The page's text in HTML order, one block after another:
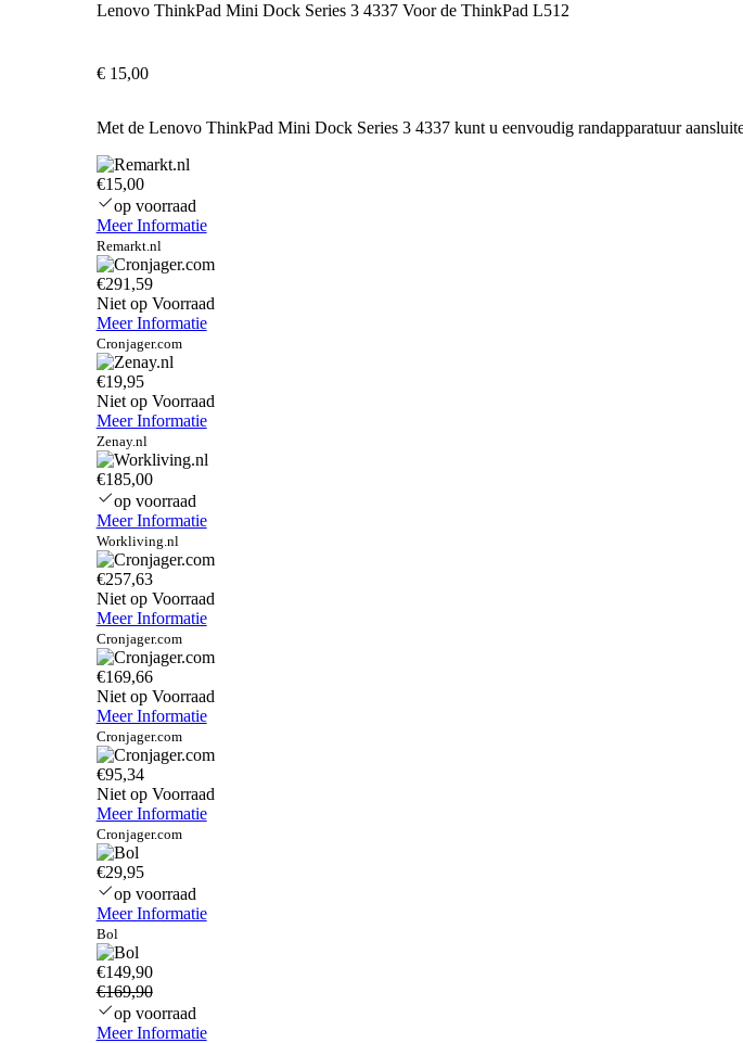
Lenovo ThinkPad Mini Dock Series 3 4337 Voor de ThinkPad L512
€15,00
Met de Lenovo ThinkPad Mini Dock Series 3 4337 kunt u eenvoudig randapparatuur
€15,00
op voorraad
Meer Informatie
Remarkt.nl
€291,59
Niet op Voorraad
Meer Informatie
Cronjager.com
€19,95
Niet op Voorraad
Meer Informatie
Zenay.nl
€185,00
op voorraad
Meer Informatie
Workliving.nl
€257,63
Niet op Voorraad
Meer Informatie
Cronjager.com
€169,66
Niet op Voorraad
Meer Informatie
Cronjager.com
€95,34
Niet op Voorraad
Meer Informatie
Cronjager.com
€29,95
op voorraad
Meer Informatie
Bol
€149,90
€169,90
op voorraad
Meer Informatie